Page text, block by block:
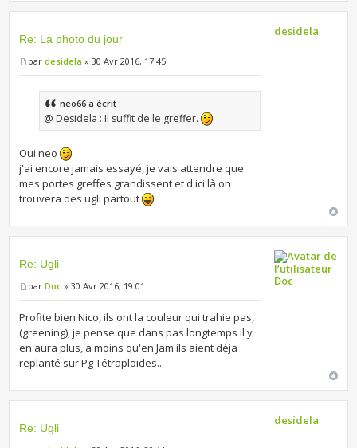
Re: La photo du jour
pardesidela » 30 Avr 2016, 17:45
neo66 a écrit :
@ Desidela : Il suffit de le greffer.
Oui neo
j'ai encore jamais essayé, je vais attendre que
mes portes greffes grandissent et d'ici là on
trouvera des ugli partout
desidela
Re: Ugli
parDoc » 30 Avr 2016, 19:01
Profite bien Nico, ils ont la couleur qui trahie pas,
(greening), je pense que dans pas longtemps il y
en aura plus, a moins qu'en Jam ils aient déja
replanté sur Pg Tétraploïdes..
Doc
Re: Ugli
desidela